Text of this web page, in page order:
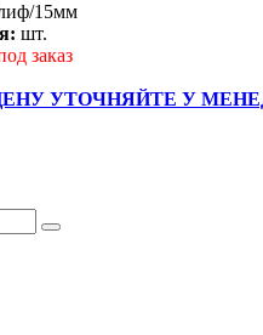
15мм
шт.
заказ
УТОЧНЯЙТЕ У